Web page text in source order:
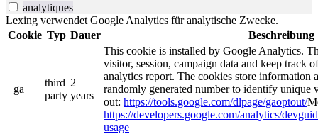
analytiques
Lexing verwendet Google Analytics für analytische Zwecke.
Cookie Typ Dauer Beschreibung
_ga
third
party
2
years
This cookie is installed by Google Analytics.
visitor, session, campaign data and keep track
analytics report. The cookies store information
randomly generated number to identify unique
out: https://tools.google.com/dlpage/gaoptout/
https://developers.google.com/analytics/
usage